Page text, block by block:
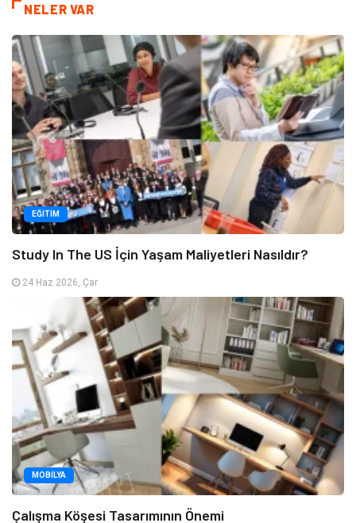
NELER VAR
EĞITIM
Study In The US İçin Yaşam Maliyetleri Nasıldır?
24 Haz 2026, Çar
MOBILYA
Çalışma Köşesi Tasarımının Önemi